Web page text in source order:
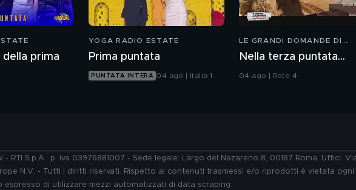
della prima
YOGA RADIO ESTATE
Prima puntata
PUNTATA INTERA 04 ago | Italia 1
LE GRANDI DOMANDE DI
Nella terza puntata...
04 ago | Rete 4
RTI S.p.A.: p. iva 03976881007 - Sede legale: Largo del Nazareno 8, 00187 Roma. Uffici:
N.V. - Tutti i diritti riservati. Rispetto ai contenuti trasmessi e/o riprodotti è vietata
di utilizzare mezzi automatizzati di data scraping.